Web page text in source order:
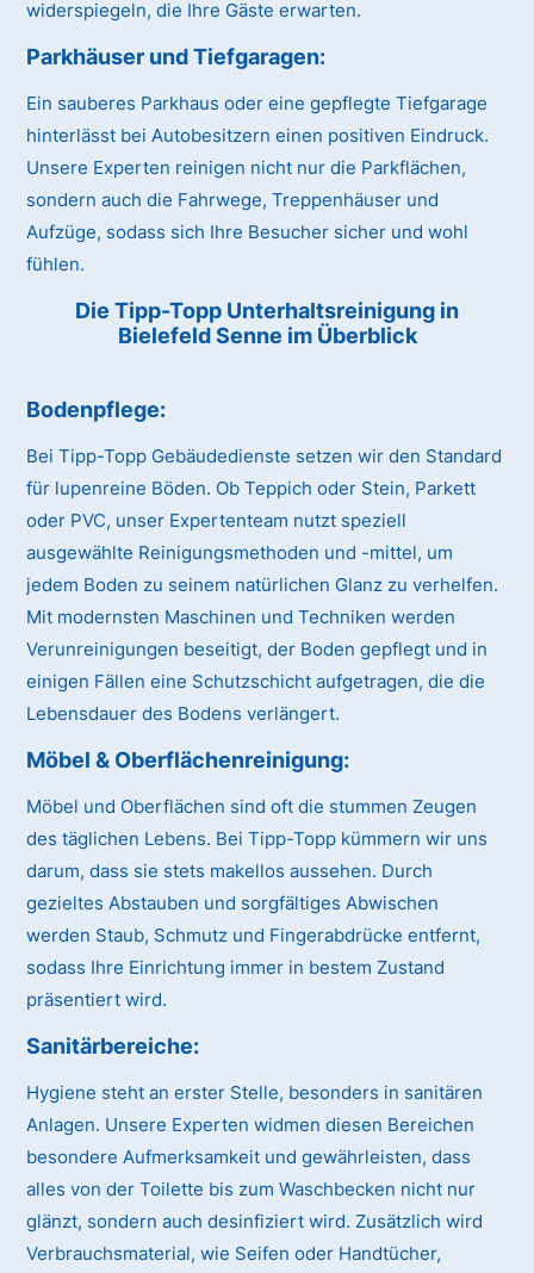
widerspiegeln, die Ihre Gäste erwarten.
Parkhäuser und Tiefgaragen:
Ein sauberes Parkhaus oder eine gepflegte Tiefgarage
hinterlässt bei Autobesitzern einen positiven Eindruck.
Unsere Experten reinigen nicht nur die Parkflächen,
sondern auch die Fahrwege, Treppenhäuser und
Aufzüge, sodass sich Ihre Besucher sicher und wohl
fühlen.
Die Tipp-Topp Unterhaltsreinigung in
Bielefeld Senne im Überblick
Bodenpflege:
Bei Tipp-Topp Gebäudedienste setzen wir den Standard
für lupenreine Böden. Ob Teppich oder Stein, Parkett
oder PVC, unser Expertenteam nutzt speziell
ausgewählte Reinigungsmethoden und -mittel, um
jedem Boden zu seinem natürlichen Glanz zu verhelfen.
Mit modernsten Maschinen und Techniken werden
Verunreinigungen beseitigt, der Boden gepflegt und in
einigen Fällen eine Schutzschicht aufgetragen, die die
Lebensdauer des Bodens verlängert.
Möbel & Oberflächenreinigung:
Möbel und Oberflächen sind oft die stummen Zeugen
des täglichen Lebens. Bei Tipp-Topp kümmern wir uns
darum, dass sie stets makellos aussehen. Durch
gezieltes Abstauben und sorgfältiges Abwischen
werden Staub, Schmutz und Fingerabdrücke entfernt,
sodass Ihre Einrichtung immer in bestem Zustand
präsentiert wird.
Sanitärbereiche:
Hygiene steht an erster Stelle, besonders in sanitären
Anlagen. Unsere Experten widmen diesen Bereichen
besondere Aufmerksamkeit und gewährleisten, dass
alles von der Toilette bis zum Waschbecken nicht nur
glänzt, sondern auch desinfiziert wird. Zusätzlich wird
Verbrauchsmaterial, wie Seifen oder Handtücher,